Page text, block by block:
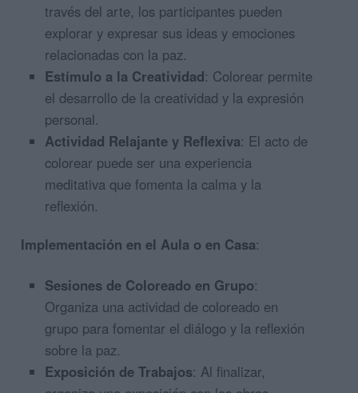
través del arte, los participantes pueden
explorar y expresar sus ideas y emociones
relacionadas con la paz.
Estímulo a la Creatividad: Colorear permite
el desarrollo de la creatividad y la expresión
personal.
Actividad Relajante y Reflexiva: El acto de
colorear puede ser una experiencia
meditativa que fomenta la calma y la
reflexión.
Implementación en el Aula o en Casa:
Sesiones de Coloreado en Grupo:
Organiza una actividad de coloreado en
grupo para fomentar el diálogo y la reflexión
sobre la paz.
Exposición de Trabajos: Al finalizar,